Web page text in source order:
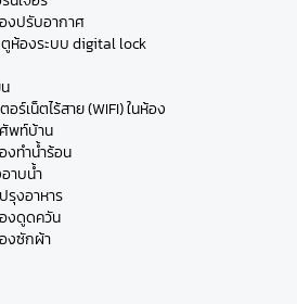
งปรับอากาศ
ตูห้องระบบ digital lock
อร์เน็ตไร้สาย (WIFI) ในห้อง
พท์บ้าน
งทำน้ำร้อน
าบน้ำ
รุงอาหาร
งดูดควัน
งซักผ้า